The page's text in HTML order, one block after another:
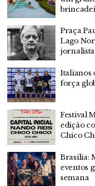
Praça
Lago
Italianos
força
Festival
edição
Chico
Brasília:
eventos
semana